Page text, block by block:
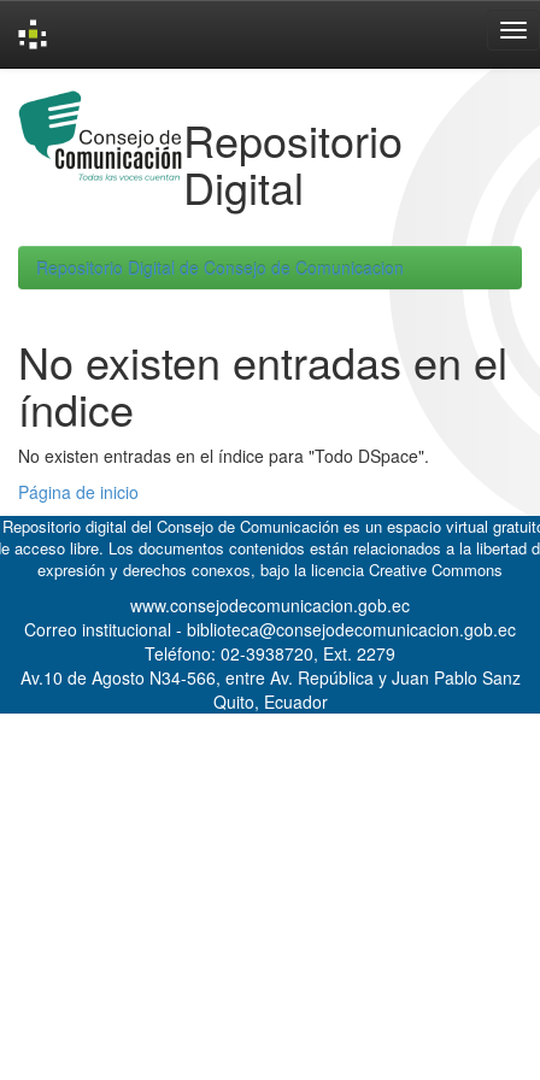
navigation
Repositorio
Digital
Repositorio Digital de Consejo de Comunicacion
No existen entradas en el
índice
No existen entradas en el índice para "Todo DSpace".
Página de inicio
digital del Consejo de Comunicación es un espacio virtual
acceso libre. Los documentos contenidos están relacionados a la libertad
expresión y derechos conexos, bajo la licencia Creative Commons
www.consejodecomunicacion.gob.ec
Correo institucional - biblioteca@consejodecomunicacion.gob.ec
Teléfono: 02-3938720, Ext. 2279
Av.10 de Agosto N34-566, entre Av. República y Juan Pablo Sanz
Quito, Ecuador